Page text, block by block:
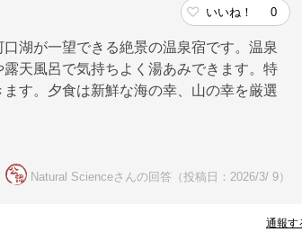
いいね！ 0
湖が一望できる絶景の温泉宿です。温泉
天風呂で気持ちよく湯あみできます。特
す。夕食は新鮮な海の幸、山の幸を厳選
Natural Scienceさんの回答（投稿日：2026/3/ 9）
通報す